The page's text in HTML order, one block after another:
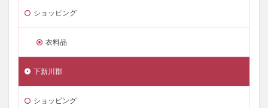
ショッピング
衣料品
下新川郡
ショッピング